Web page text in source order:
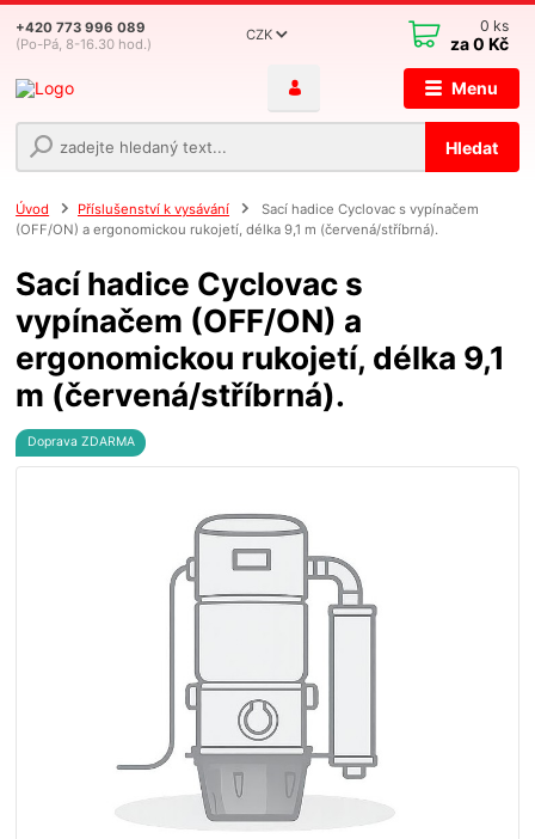
Menu
CZK
Hledat
+420 773 996 089
(Po-Pá, 8-16.30 hod.)
0 ks
za0 Kč
Úvod Příslušenství k vysávání
Sací hadice Cyclovac s vypínačem
(OFF/ON) a ergonomickou rukojetí, délka 9,1 m (červená/stříbrná).
Sací hadice Cyclovac s
vypínačem (OFF/ON) a
ergonomickou rukojetí, délka 9,1
m (červená/stříbrná).
Doprava ZDARMA